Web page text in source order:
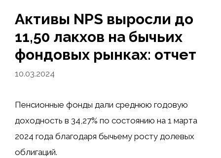
Активы NPS выросли до
11,50 лакхов на бычьих
фондовых рынках: отчет
10.03.2024
Пенсионные фонды дали среднюю годовую
доходность в 34,27% по состоянию на 1 марта
2024 года благодаря бычьему росту долевых
облигаций.